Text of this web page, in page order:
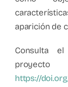
aparición de
Consulta
https://